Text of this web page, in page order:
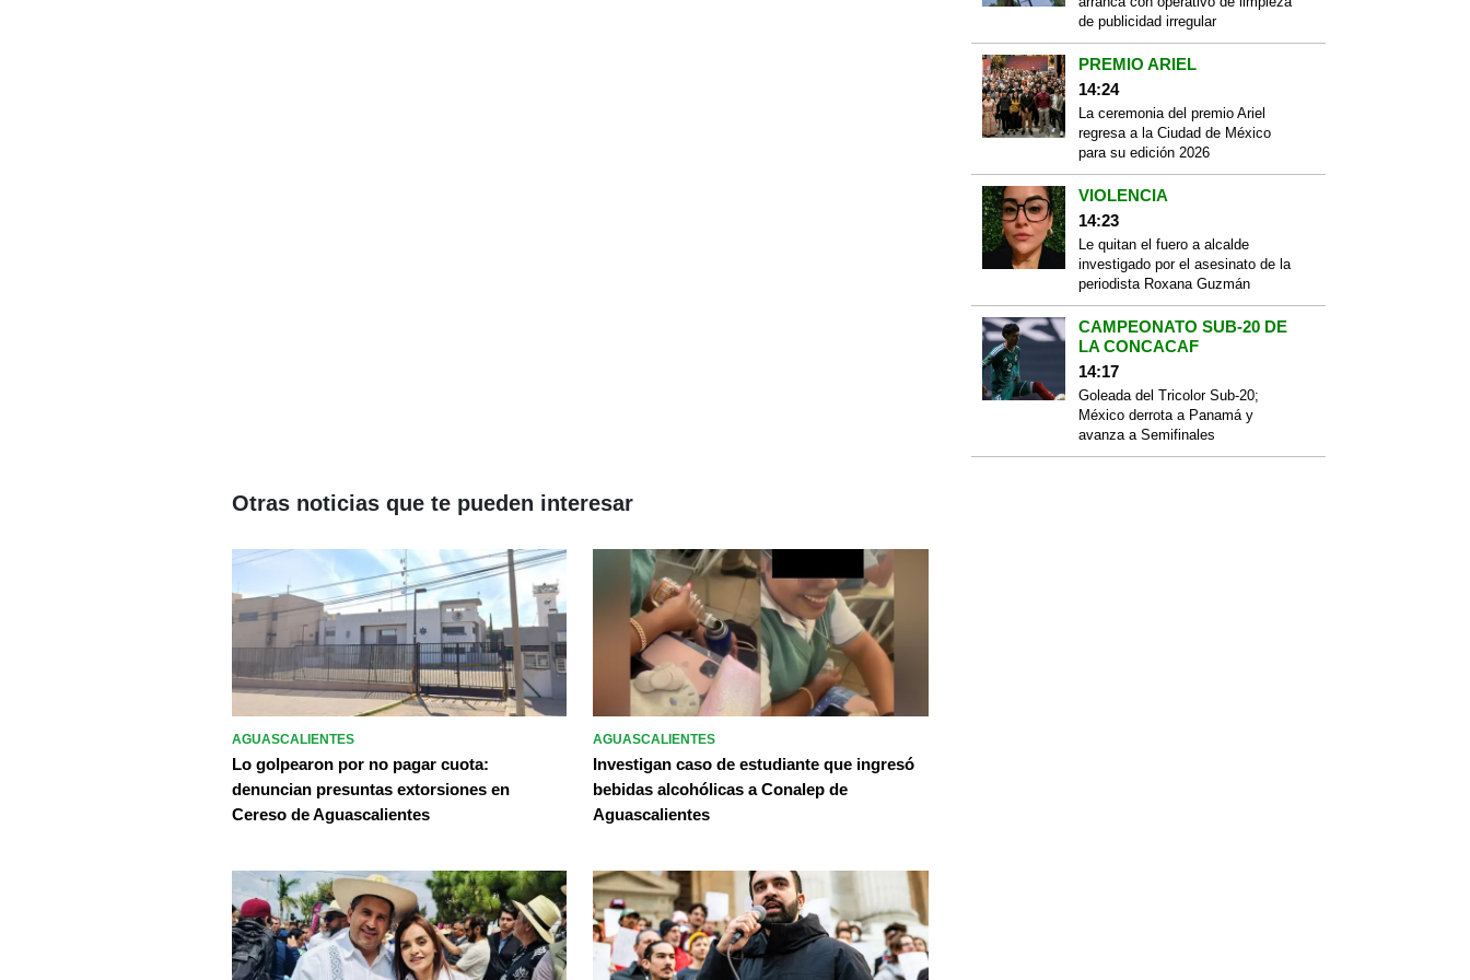
de publicidad irregular
PREMIO ARIEL
14:24
La ceremonia del premio Ariel
regresa a la Ciudad de México
para su edición 2026
VIOLENCIA
14:23
Le quitan el fuero a alcalde
investigado por el asesinato de la
periodista Roxana Guzmán
CAMPEONATO SUB-20 DE
LA CONCACAF
14:17
Goleada del Tricolor Sub-20;
México derrota a Panamá y
avanza a Semifinales
Otras noticias que te pueden interesar
AGUASCALIENTES
Lo golpearon por no pagar cuota:
denuncian presuntas extorsiones en
Cereso de Aguascalientes
AGUASCALIENTES
Investigan caso de estudiante que ingresó
bebidas alcohólicas a Conalep de
Aguascalientes